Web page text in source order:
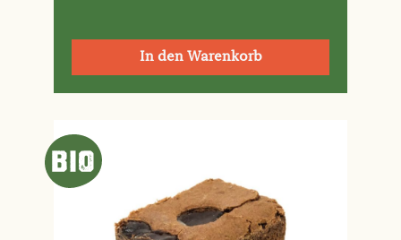
In den Warenkorb